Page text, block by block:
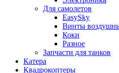
Для самолетов
EasySky
Винты
Коки
Разное
Запчасти для танков
Катера
Квадрокоптеры